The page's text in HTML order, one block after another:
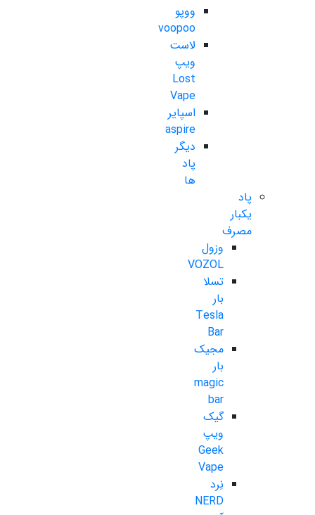
ووپو
voopoo
لاست
ویپ
Lost
Vape
اسپایر
aspire
دیگر
پاد
ها
پاد
یکبار
مصرف
وزول
VOZOL
تسلا
بار
Tesla
Bar
مجیک
بار
magic
bar
گیک
ویپ
Geek
Vape
نِرد
NERD